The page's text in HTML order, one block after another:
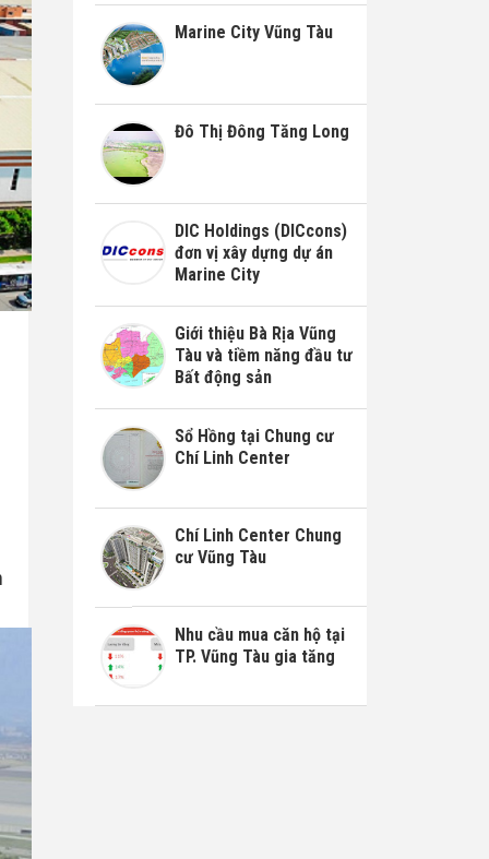
Marine City Vũng Tàu
Đô Thị Đông Tăng Long
DIC Holdings (DICcons)
đơn vị xây dựng dự án
Marine City
Giới thiệu Bà Rịa Vũng
Tàu và tiềm năng đầu tư
Bất động sản
Sổ Hồng tại Chung cư
Chí Linh Center
Chí Linh Center Chung
cư Vũng Tàu
Nhu cầu mua căn hộ tại
TP. Vũng Tàu gia tăng